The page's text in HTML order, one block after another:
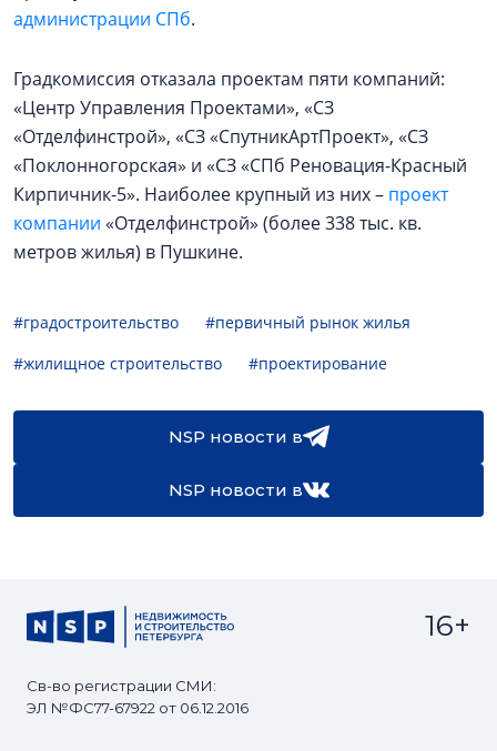
администрации СПб.
Градкомиссия отказала проектам пяти компаний:
«Центр Управления Проектами», «СЗ
«Отделфинстрой», «СЗ «СпутникАртПроект», «СЗ
«Поклонногорская» и «СЗ «СПб Реновация-Красный
Кирпичник-5». Наиболее крупный из них – проект
компании «Отделфинстрой» (более 338 тыс. кв.
метров жилья) в Пушкине.
#градостроительство
#первичный рынок жилья
#жилищное строительство
#проектирование
NSP новости в
NSP новости в
Св-во регистрации СМИ:
ЭЛ №ФС77-67922 от 06.12.2016
16+